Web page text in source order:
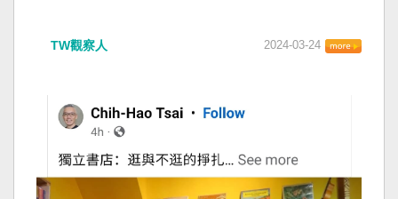
TW觀察人 2024-03-24